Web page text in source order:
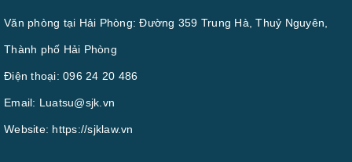
Văn phòng tại Hải Phòng: Đường 359 Trung Hà, Thuỷ Nguyên,
Thành phố Hải Phòng
Điện thoại: 096 24 20 486
Email: Luatsu@sjk.vn
Website: https://sjklaw.vn